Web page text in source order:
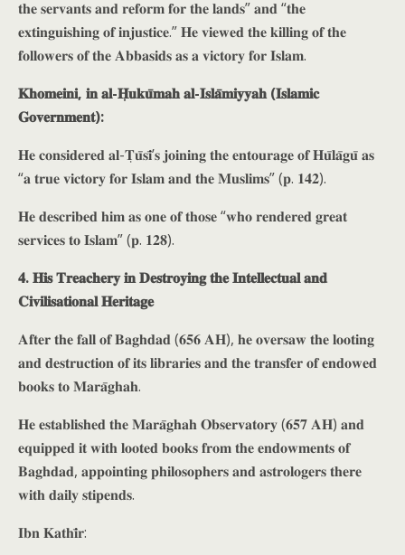
𝐭𝐡𝐞 𝐬𝐞𝐫𝐯𝐚𝐧𝐭𝐬 𝐚𝐧𝐝 𝐫𝐞𝐟𝐨𝐫𝐦 𝐟𝐨𝐫 𝐭𝐡𝐞 𝐥𝐚𝐧𝐝𝐬” 𝐚𝐧𝐝 “𝐭𝐡𝐞
𝐞𝐱𝐭𝐢𝐧𝐠𝐮𝐢𝐬𝐡𝐢𝐧𝐠 𝐨𝐟 𝐢𝐧𝐣𝐮𝐬𝐭𝐢𝐜𝐞.” 𝐇𝐞 𝐯𝐢𝐞𝐰𝐞𝐝 𝐭𝐡𝐞 𝐤𝐢𝐥𝐥𝐢𝐧𝐠 𝐨𝐟 𝐭𝐡𝐞
𝐟𝐨𝐥𝐥𝐨𝐰𝐞𝐫𝐬 𝐨𝐟 𝐭𝐡𝐞 𝐀𝐛𝐛𝐚𝐬𝐢𝐝𝐬 𝐚𝐬 𝐚 𝐯𝐢𝐜𝐭𝐨𝐫𝐲 𝐟𝐨𝐫 𝐈𝐬𝐥𝐚𝐦.
𝐊𝐡𝐨𝐦𝐞𝐢𝐧𝐢, 𝐢𝐧 𝐚𝐥-𝐇̣𝐮𝐤𝐮̄𝐦𝐚𝐡 𝐚𝐥-𝐈𝐬𝐥𝐚̄𝐦𝐢𝐲𝐲𝐚𝐡 (𝐈𝐬𝐥𝐚𝐦𝐢𝐜
𝐆𝐨𝐯𝐞𝐫𝐧𝐦𝐞𝐧𝐭):
𝐇𝐞 𝐜𝐨𝐧𝐬𝐢𝐝𝐞𝐫𝐞𝐝 𝐚𝐥-𝐓̣𝐮̄𝐬𝐢̄’𝐬 𝐣𝐨𝐢𝐧𝐢𝐧𝐠 𝐭𝐡𝐞 𝐞𝐧𝐭𝐨𝐮𝐫𝐚𝐠𝐞 𝐨𝐟 𝐇𝐮̄𝐥𝐚̄𝐠𝐮̄ 𝐚𝐬
“𝐚 𝐭𝐫𝐮𝐞 𝐯𝐢𝐜𝐭𝐨𝐫𝐲 𝐟𝐨𝐫 𝐈𝐬𝐥𝐚𝐦 𝐚𝐧𝐝 𝐭𝐡𝐞 𝐌𝐮𝐬𝐥𝐢𝐦𝐬” (𝐩. 𝟏𝟒𝟐).
𝐇𝐞 𝐝𝐞𝐬𝐜𝐫𝐢𝐛𝐞𝐝 𝐡𝐢𝐦 𝐚𝐬 𝐨𝐧𝐞 𝐨𝐟 𝐭𝐡𝐨𝐬𝐞 “𝐰𝐡𝐨 𝐫𝐞𝐧𝐝𝐞𝐫𝐞𝐝 𝐠𝐫𝐞𝐚𝐭
𝐬𝐞𝐫𝐯𝐢𝐜𝐞𝐬 𝐭𝐨 𝐈𝐬𝐥𝐚𝐦” (𝐩. 𝟏𝟐𝟖).
𝟒. 𝐇𝐢𝐬 𝐓𝐫𝐞𝐚𝐜𝐡𝐞𝐫𝐲 𝐢𝐧 𝐃𝐞𝐬𝐭𝐫𝐨𝐲𝐢𝐧𝐠 𝐭𝐡𝐞 𝐈𝐧𝐭𝐞𝐥𝐥𝐞𝐜𝐭𝐮𝐚𝐥 𝐚𝐧𝐝
𝐂𝐢𝐯𝐢𝐥𝐢𝐬𝐚𝐭𝐢𝐨𝐧𝐚𝐥 𝐇𝐞𝐫𝐢𝐭𝐚𝐠𝐞
𝐀𝐟𝐭𝐞𝐫 𝐭𝐡𝐞 𝐟𝐚𝐥𝐥 𝐨𝐟 𝐁𝐚𝐠𝐡𝐝𝐚𝐝 (𝟔𝟓𝟔 𝐀𝐇), 𝐡𝐞 𝐨𝐯𝐞𝐫𝐬𝐚𝐰 𝐭𝐡𝐞 𝐥𝐨𝐨𝐭𝐢𝐧𝐠
𝐚𝐧𝐝 𝐝𝐞𝐬𝐭𝐫𝐮𝐜𝐭𝐢𝐨𝐧 𝐨𝐟 𝐢𝐭𝐬 𝐥𝐢𝐛𝐫𝐚𝐫𝐢𝐞𝐬 𝐚𝐧𝐝 𝐭𝐡𝐞 𝐭𝐫𝐚𝐧𝐬𝐟𝐞𝐫 𝐨𝐟 𝐞𝐧𝐝𝐨𝐰𝐞𝐝
𝐛𝐨𝐨𝐤𝐬 𝐭𝐨 𝐌𝐚𝐫𝐚̄𝐠𝐡𝐚𝐡.
𝐇𝐞 𝐞𝐬𝐭𝐚𝐛𝐥𝐢𝐬𝐡𝐞𝐝 𝐭𝐡𝐞 𝐌𝐚𝐫𝐚̄𝐠𝐡𝐚𝐡 𝐎𝐛𝐬𝐞𝐫𝐯𝐚𝐭𝐨𝐫𝐲 (𝟔𝟓𝟕 𝐀𝐇) 𝐚𝐧𝐝
𝐞𝐪𝐮𝐢𝐩𝐩𝐞𝐝 𝐢𝐭 𝐰𝐢𝐭𝐡 𝐥𝐨𝐨𝐭𝐞𝐝 𝐛𝐨𝐨𝐤𝐬 𝐟𝐫𝐨𝐦 𝐭𝐡𝐞 𝐞𝐧𝐝𝐨𝐰𝐦𝐞𝐧𝐭𝐬 𝐨𝐟
𝐁𝐚𝐠𝐡𝐝𝐚𝐝, 𝐚𝐩𝐩𝐨𝐢𝐧𝐭𝐢𝐧𝐠 𝐩𝐡𝐢𝐥𝐨𝐬𝐨𝐩𝐡𝐞𝐫𝐬 𝐚𝐧𝐝 𝐚𝐬𝐭𝐫𝐨𝐥𝐨𝐠𝐞𝐫𝐬 𝐭𝐡𝐞𝐫𝐞
𝐰𝐢𝐭𝐡 𝐝𝐚𝐢𝐥𝐲 𝐬𝐭𝐢𝐩𝐞𝐧𝐝𝐬.
𝐈𝐛𝐧 𝐊𝐚𝐭𝐡𝐢̄𝐫: